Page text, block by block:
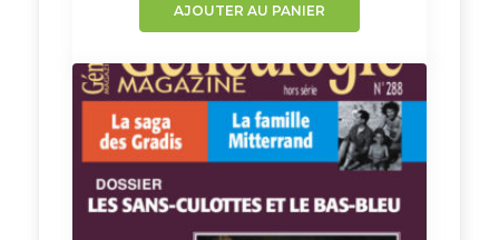
AJOUTER AU PANIER